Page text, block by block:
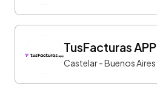
TusFacturas APP
Castelar - Buenos Aires